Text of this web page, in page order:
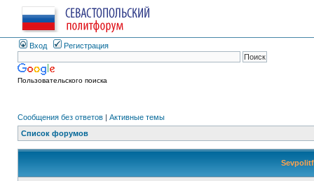
Вход Регистрация
Пользовательского поиска
Сообщения без ответов | Активные темы
Список форумов